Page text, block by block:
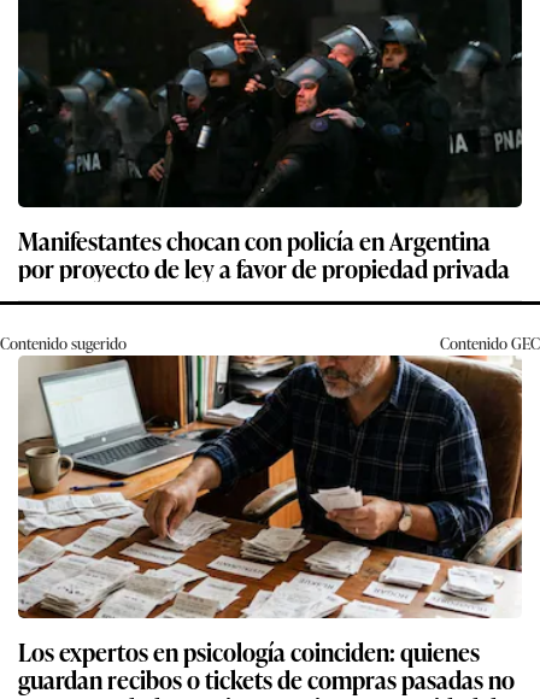
Manifestantes chocan con policía en Argentina
por proyecto de ley a favor de propiedad privada
Contenido sugerido ContenidoGEC
Los expertos en psicología coinciden: quienes
guardan recibos o tickets de compras pasadas no